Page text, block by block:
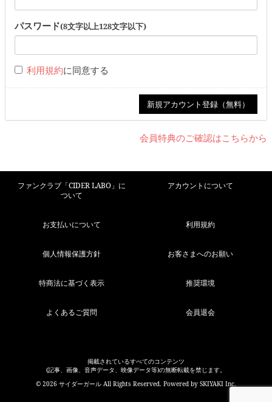
パスワード(8文字以上128文字以下)
利用規約に同意する
会員特典のご確認はこちらから
ファンクラブ「CIDER LABO」に
ついて
アカウントについて
お支払いについて 利用規約
個人情報保護方針 お客さまへのお願い
特商法に基づく表示 推奨環境
よくあるご質問 会員退会
掲載されているすべてのコンテンツ
(記事、画像、音声データ、映像データ等)の無断転載を禁じます。
© 2026 サイダーガール All Rights Reserved. Powered by SKIYAKI Inc.